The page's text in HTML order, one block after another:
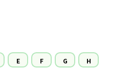
E F G H